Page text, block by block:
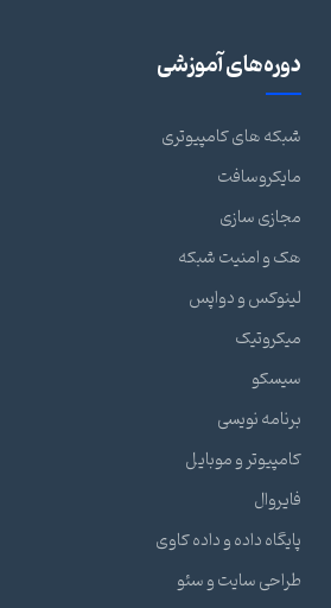
دوره‌های آموزشی
شبکه های کامپیوتری
مایکروسافت
مجازی سازی
هک و امنیت شبکه
لینوکس و دواپس
میکروتیک
سیسکو
برنامه نویسی
کامپیوتر و موبایل
فایروال
پایگاه داده و داده کاوی
طراحی سایت و سئو